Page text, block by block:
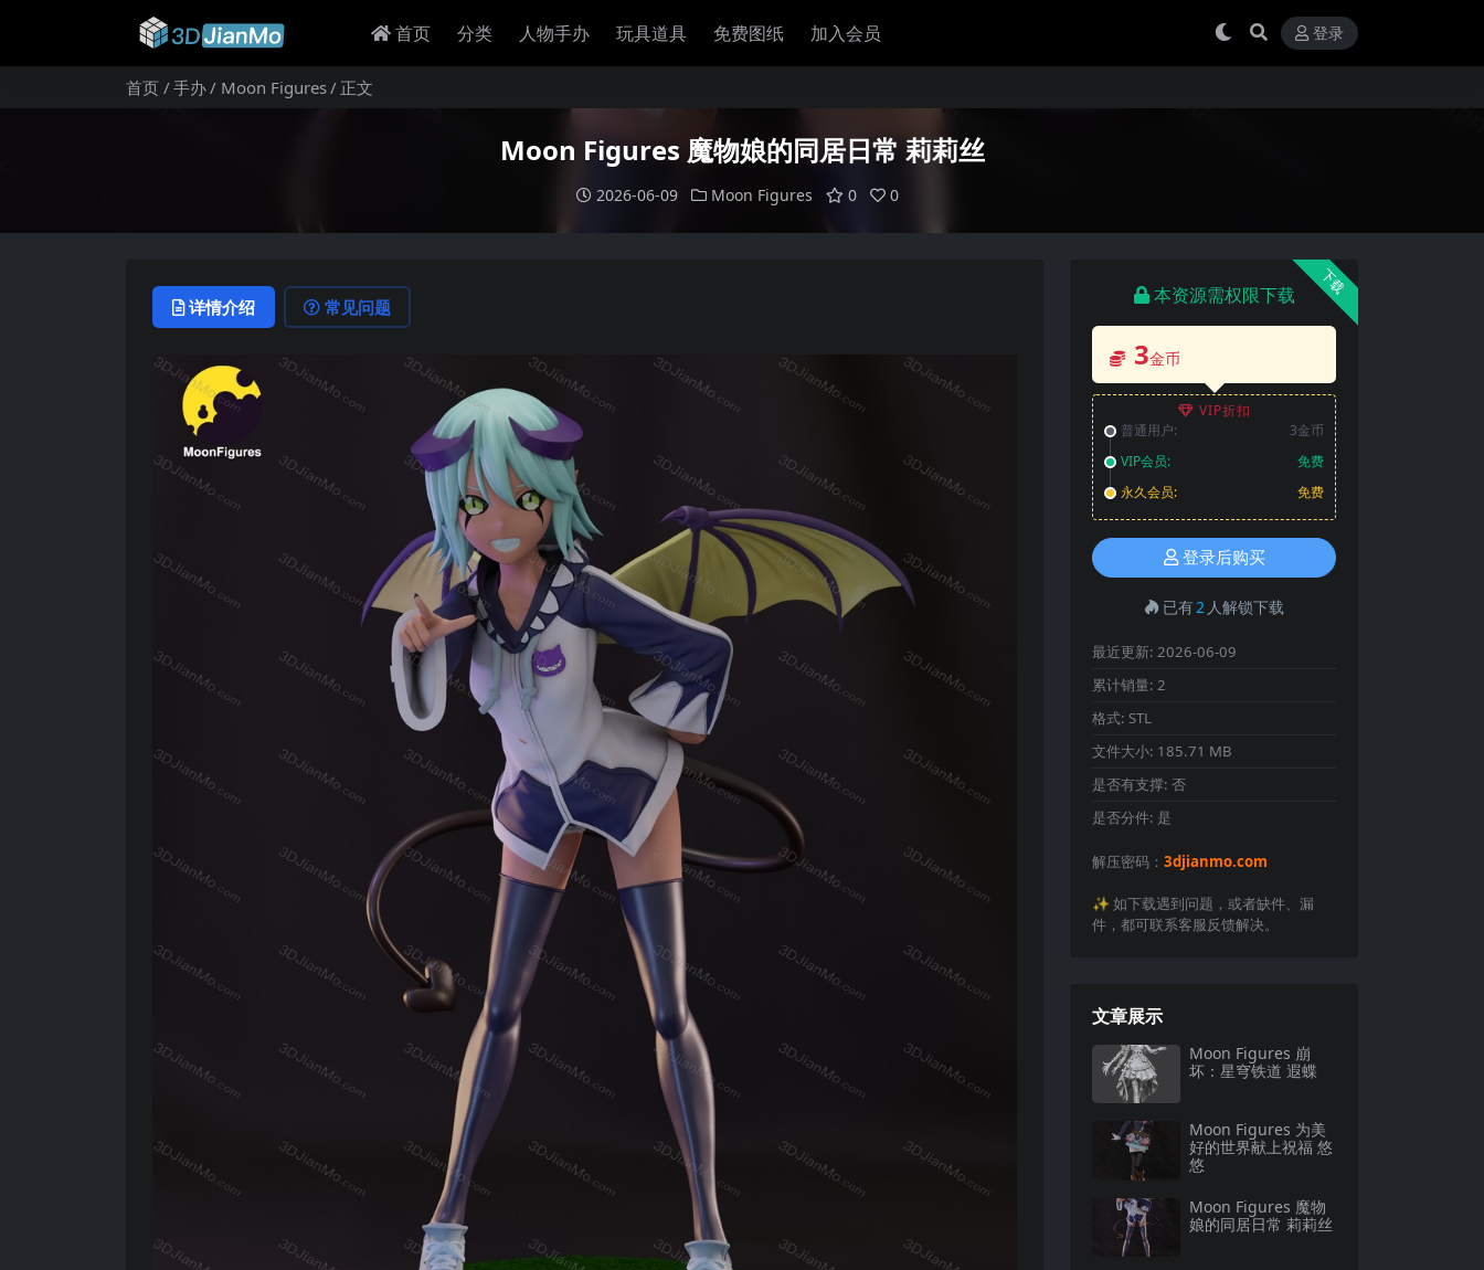
首页 分类 人物手办 玩具道具 免费图纸 加入会员 登录
首页 手办 Moon Figures 正文
Moon Figures 魔物娘的同居日常 莉莉丝
2026-06-09 Moon Figures 0 0
详情介绍 常见问题
下载
本资源需权限下载
3金币
VIP折扣
普通用户:
3金币
VIP会员:
免费
永久会员:
免费
登录后购买
已有2 人解锁下载
最近更新: 2026-06-09
累计销量: 2
格式: STL
文件大小: 185.71 MB
是否有支撑: 否
是否分件: 是
解压密码： 3djianmo.com
✨️ 如下载遇到问题，或者缺件、漏
件，都可联系客服反馈解决。
文章展示
Moon Figures 崩
坏：星穹铁道 遐蝶
Moon Figures 为美
好的世界献上祝福 悠
悠
Moon Figures 魔物
娘的同居日常 莉莉丝